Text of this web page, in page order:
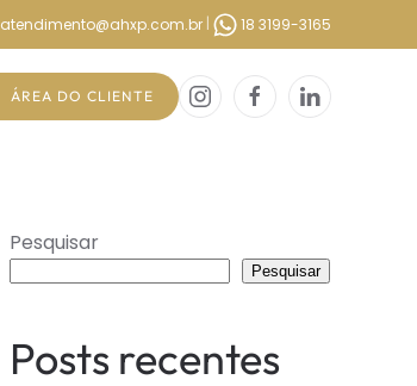
atendimento@ahxp.com.br | 18 3199-3165
ÁREA DO CLIENTE
Pesquisar
Pesquisar
Posts recentes